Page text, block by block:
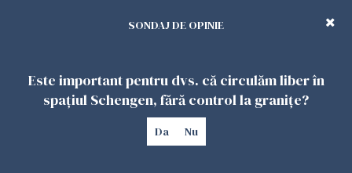
Înghețata de casă cu nectarine care
cucerește vara. Rețeta fără aparat, gata din
câteva ingrediente
SONDAJ DE OPINIE
Este important pentru dvs. că circulăm liber în
spațiul Schengen, fără control la granițe?
Da Nu